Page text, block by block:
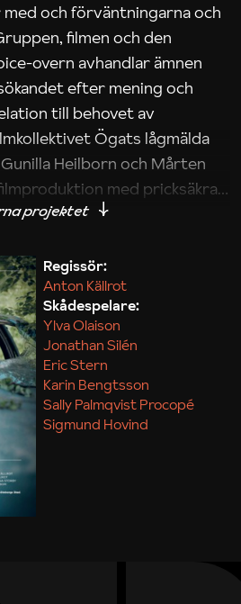
med och förväntningarna och
filmen och den
overn avhandlar ämnen
efter mening och
till behovet av
Ögats lågmälda
Heilborn och Mårten
med pricksäkra
det kan vara att omsätta
Regissör:
Anton Källrot
Skådespelare:
Ylva Olaison
Jonathan Silén
Eric Stern
Karin Bengtsson
Sally Palmqvist Procopé
Sigmund Hovind